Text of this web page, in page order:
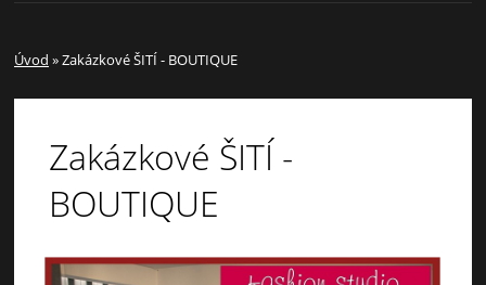
Úvod »Zakázkové ŠITÍ - BOUTIQUE
Zakázkové ŠITÍ -
BOUTIQUE